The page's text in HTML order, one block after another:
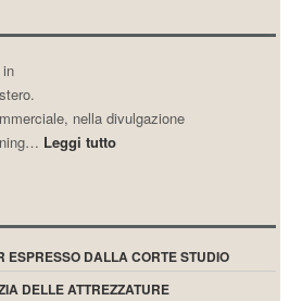
nella divulgazione
Leggi tutto
ESPRESSO DALLA CORTE STUDIO
DELLE ATTREZZATURE